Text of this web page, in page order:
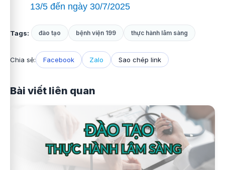
13/5 đến ngày 30/7/2025
Tags: đào tạo bệnh viện 199 thực hành lâm sàng
Chia sẻ: Facebook Zalo Sao chép link
Bài viết liên quan